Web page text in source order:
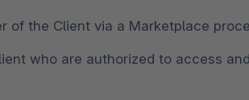
of the Client via a Marketplace
who are authorized to access